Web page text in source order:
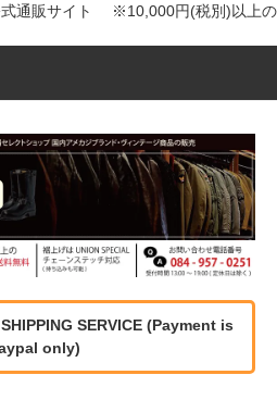
式通販サイト ※10,000円(税別)以上の
SERVICE (Payment is
only)